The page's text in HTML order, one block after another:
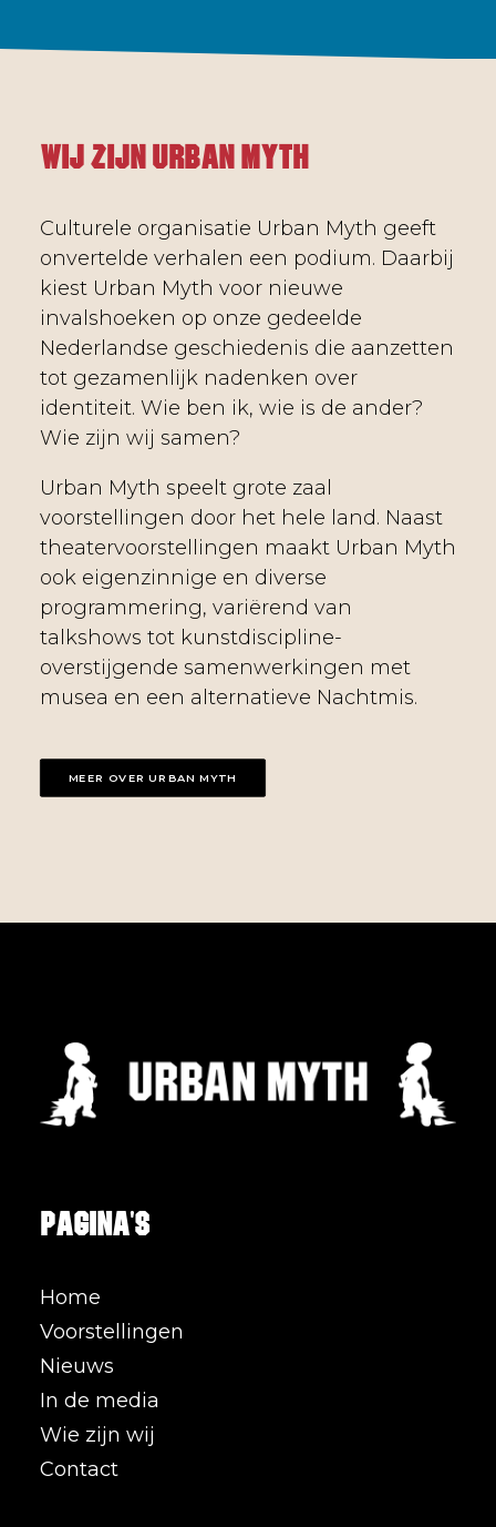
Wij zijn Urban Myth
Culturele organisatie Urban Myth geeft
onvertelde verhalen een podium. Daarbij
kiest Urban Myth voor nieuwe
invalshoeken op onze gedeelde
Nederlandse geschiedenis die aanzetten
tot gezamenlijk nadenken over
identiteit. Wie ben ik, wie is de ander?
Wie zijn wij samen?
Urban Myth speelt grote zaal
voorstellingen door het hele land. Naast
theatervoorstellingen maakt Urban Myth
ook eigenzinnige en diverse
programmering, variërend van
talkshows tot kunstdiscipline-
overstijgende samenwerkingen met
musea en een alternatieve Nachtmis.
MEER OVER URBAN MYTH
Pagina's
Home
Voorstellingen
Nieuws
In de media
Wie zijn wij
Contact